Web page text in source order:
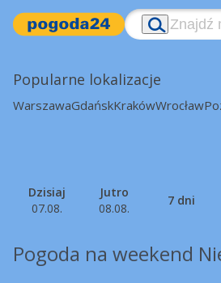
Popularne lokalizacje
WarszawaGdańskKrakówWrocław
Dzisiaj
07.08.
Jutro
08.08.
7 dni
Pogoda na weekend